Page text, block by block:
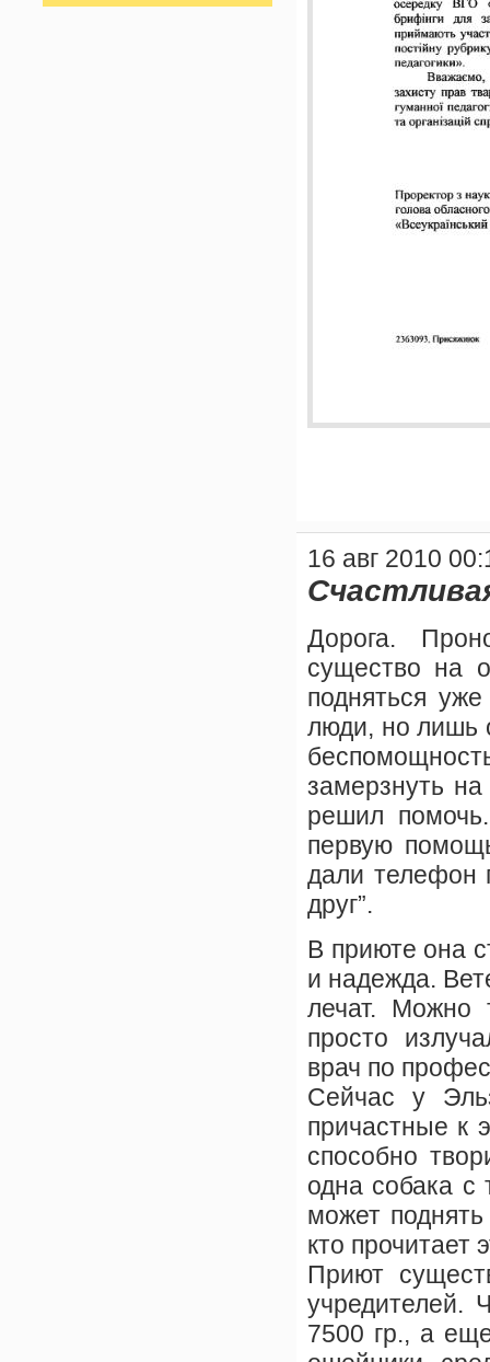
16 авг 2010
Дорога.
существо на
подняться
люди, но лишь
замерзнуть
решил
первую
дали телефон
друг”.
В приюте она
и надежда.
лечат. Можно
просто
врач по
Сейчас у
причастные к
способно
одна собака с
может
кто прочитает
Приют
учредителей.
7500 гр., а